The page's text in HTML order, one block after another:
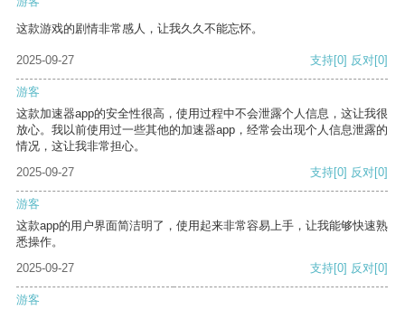
这款游戏的剧情非常感人，让我久久不能忘怀。
2025-09-27 支持[0] 反对[0]
游客
这款加速器app的安全性很高，使用过程中不会泄露个人信息，这让我很
放心。我以前使用过一些其他的加速器app，经常会出现个人信息泄露的
情况，这让我非常担心。
2025-09-27
支持[0] 反对[0]
游客
这款app的用户界面简洁明了，使用起来非常容易上手，让我能够快速熟
悉操作。
2025-09-27
支持[0] 反对[0]
游客